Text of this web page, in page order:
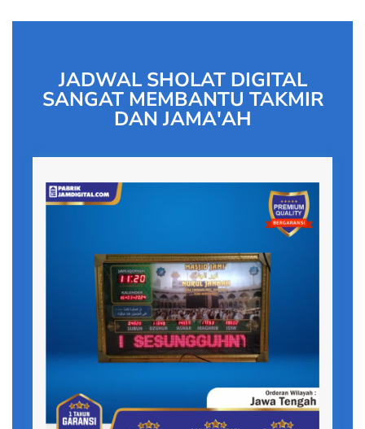
JADWAL SHOLAT DIGITAL
SANGAT MEMBANTU TAKMIR
DAN JAMA'AH